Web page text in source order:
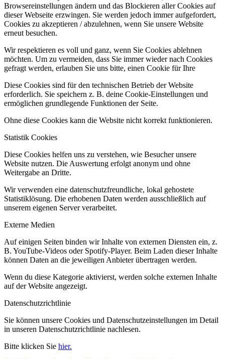
Browsereinstellungen ändern und das Blockieren aller Cookies auf
dieser Webseite erzwingen. Sie werden jedoch immer aufgefordert,
Cookies zu akzeptieren / abzulehnen, wenn Sie unsere Website
erneut besuchen.
Wir respektieren es voll und ganz, wenn Sie Cookies ablehnen
möchten. Um zu vermeiden, dass Sie immer wieder nach Cookies
gefragt werden, erlauben Sie uns bitte, einen Cookie für Ihre
Diese Cookies sind für den technischen Betrieb der Website
erforderlich. Sie speichern z. B. deine Cookie-Einstellungen und
ermöglichen grundlegende Funktionen der Seite.
Ohne diese Cookies kann die Website nicht korrekt funktionieren.
Statistik Cookies
Diese Cookies helfen uns zu verstehen, wie Besucher unsere
Website nutzen. Die Auswertung erfolgt anonym und ohne
Weitergabe an Dritte.
Wir verwenden eine datenschutzfreundliche, lokal gehostete
Statistiklösung. Die erhobenen Daten werden ausschließlich auf
unserem eigenen Server verarbeitet.
Externe Medien
Auf einigen Seiten binden wir Inhalte von externen Diensten ein, z.
B. YouTube-Videos oder Spotify-Player. Beim Laden dieser Inhalte
können Daten an die jeweiligen Anbieter übertragen werden.
Wenn du diese Kategorie aktivierst, werden solche externen Inhalte
auf der Website angezeigt.
Datenschutzrichtlinie
Sie können unsere Cookies und Datenschutzeinstellungen im Detail
in unseren Datenschutzrichtlinie nachlesen.
Bitte klicken Sie hier.